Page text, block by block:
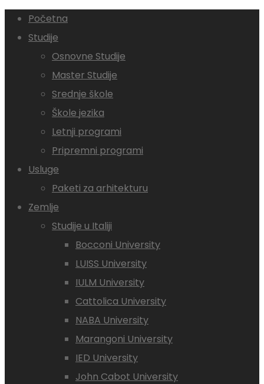
Početna
Studije
Osnovne Studije
Master Studije
Srednje škole
Škole jezika
Letnji programi
Pripremni programi
Usluge
Paketi za arhitekturu
Zemlje
Studije u Italiji
Bocconi University
LUISS University
IULM University
Cattolica University
NABA University
Marangoni University
IED University
John Cabot University